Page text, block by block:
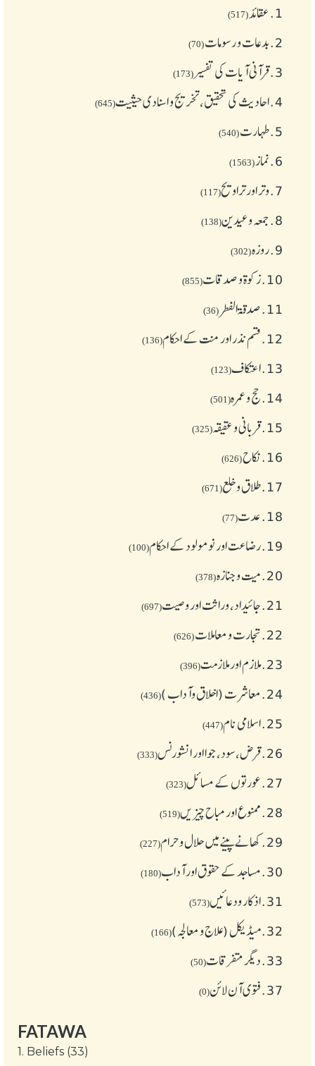
1. عقائد(517)
2. بدعات و رسومات(70)
3. قرآنی آیات کی تفسیر(173)
4. احادیث کی تحقیق، تخریج و اسنادی حیثیت(645)
5. طهارت(540)
6. نماز(1563)
7. وتر اور تراویح(117)
8. جمعہ وعیدین(138)
9. روزہ(302)
10. زکوة و صدقات(855)
11. صدقۃ الفطر (36)
12. قسم نذر اور منت کے احکام(136)
13. اعتکاف(123)
14. حج و عمرہ(501)
15. قربانی و عقیقہ(325)
16. نکاح(626)
17. طلاق و خلع(671)
18. عدت(77)
19. رضاعت اور نومولود کے احکام(100)
20. میت و جنازہ(378)
21. جائیداد، وراثت اور وصیت(697)
22. تجارت و معاملات(626)
23. ملازم اور ملازمت(396)
24. معاشرت (اخلاق وآداب )(436)
25. اسلامی نام(447)
26. قرض،سود، جوا اور انشورنس(333)
27. عورتوں کے مسائل(323)
28. ممنوع اور مباح چیز یں(519)
29. کھانے پینے میں حلال و حرام(227)
30. مساجد کے حقوق اور آداب(180)
31. اذکار ودعائیں(573)
32. میڈیکل (علاج و معالجہ)(166)
33. دیگر متفرقات(50)
37. فتوی آن لائن(0)
FATAWA
1. Beliefs (33)